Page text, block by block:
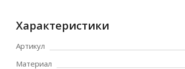
Характеристики
Артикул
Материал